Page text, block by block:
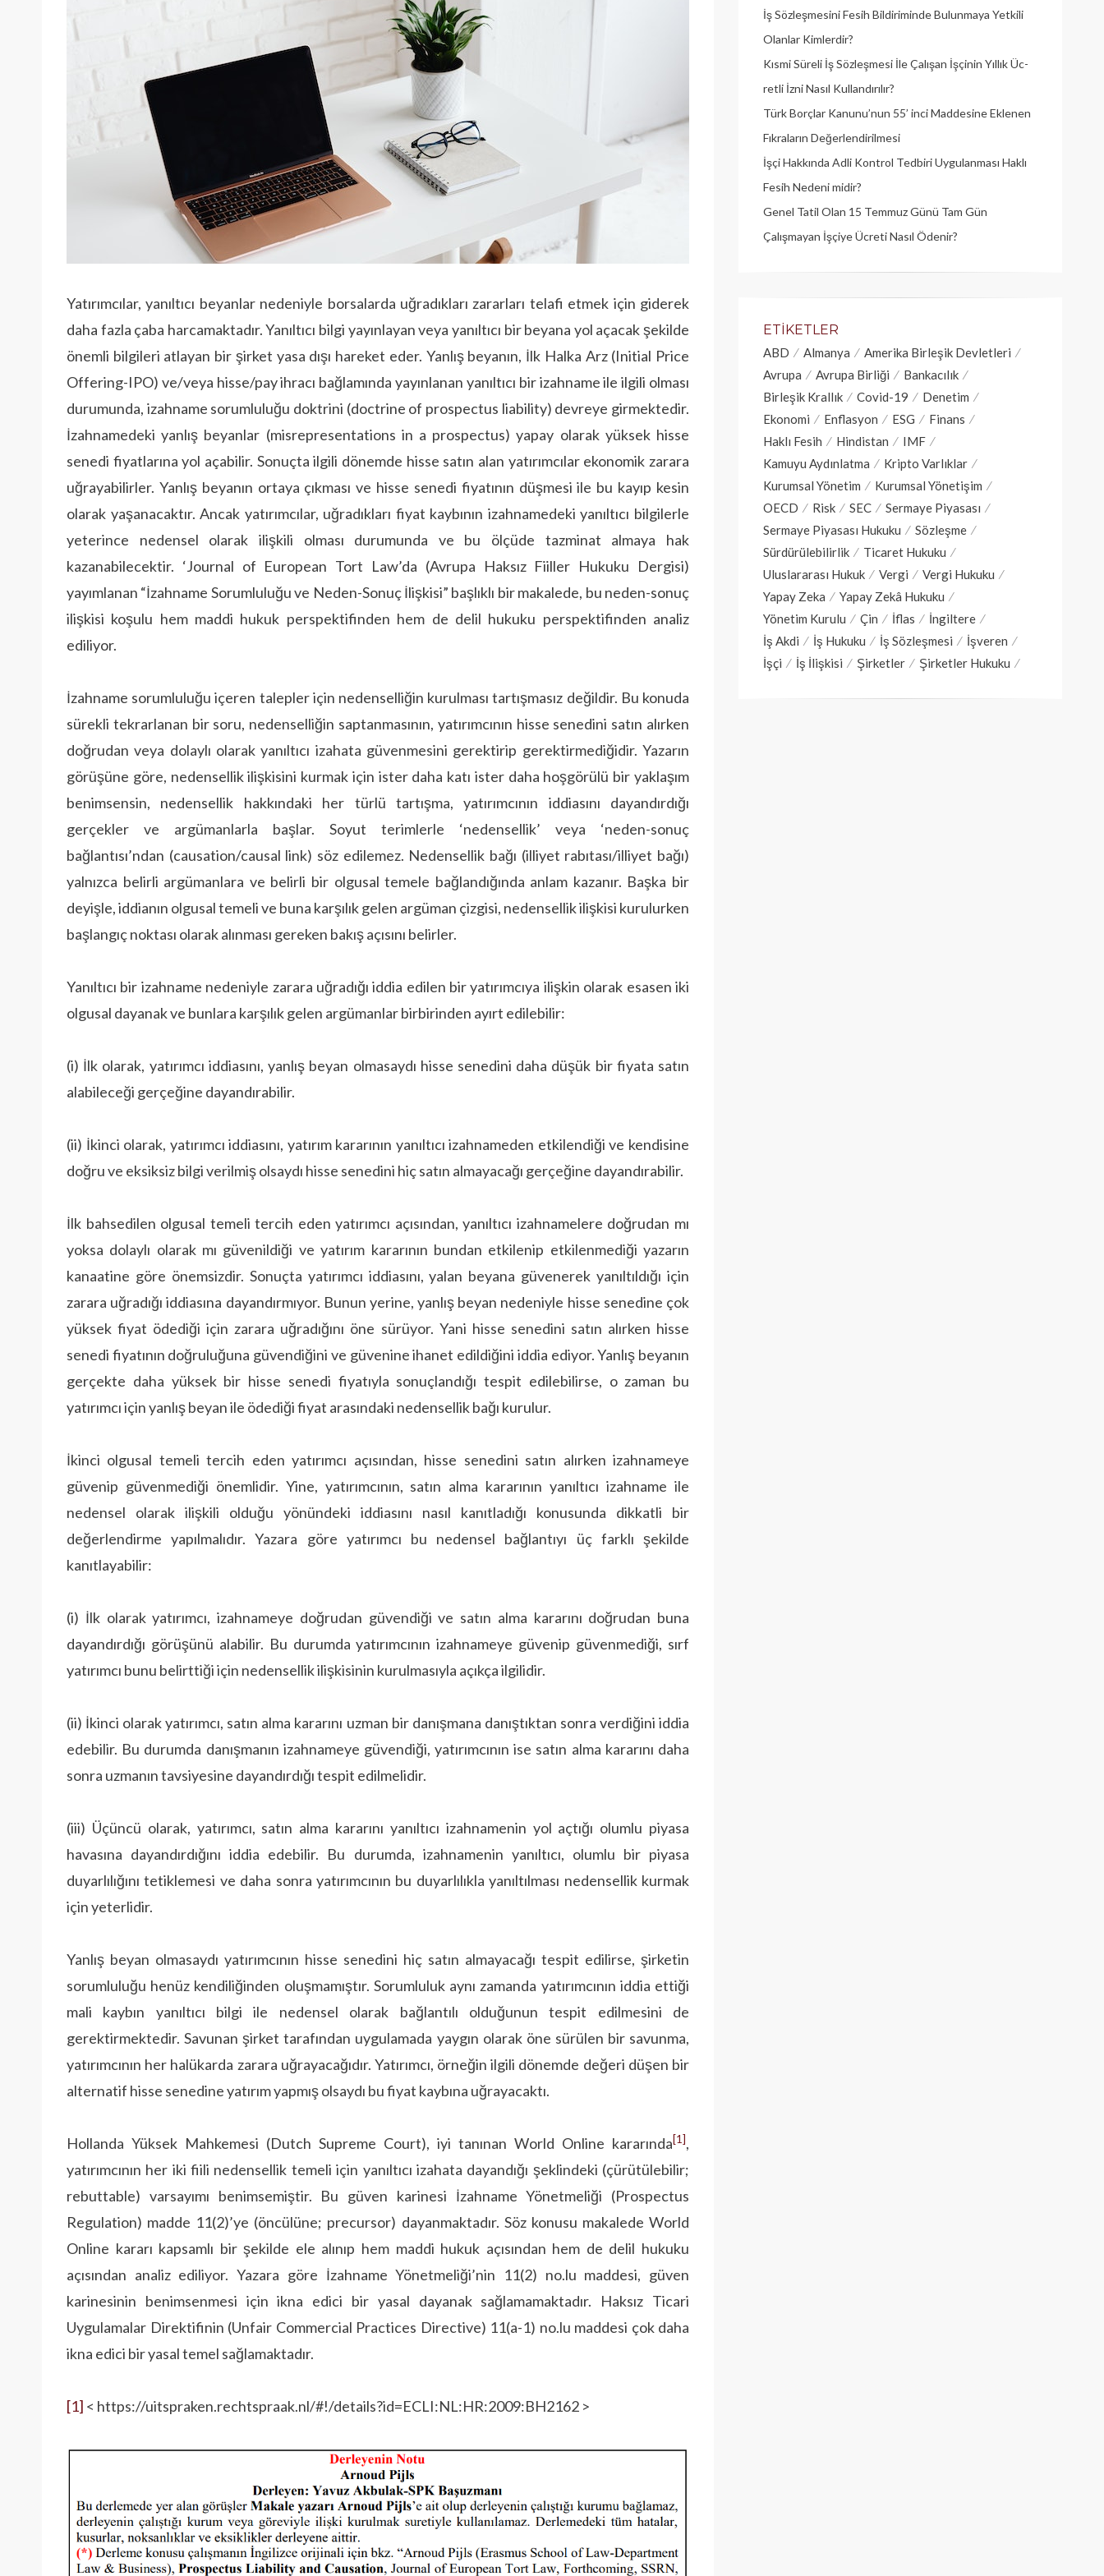
Yatırımcılar, yanıltıcı beyanlar nedeniyle borsalarda uğradıkları zararları telafi etmek için giderek
daha fazla çaba harcamaktadır. Yanıltıcı bilgi yayınlayan veya yanıltıcı bir beyana yol açacak şekilde
önemli bilgileri atlayan bir şirket yasa dışı hareket eder. Yanlış beyanın, İlk Halka Arz (Initial Price
Offering-IPO) ve/veya hisse/pay ihracı bağlamında yayınlanan yanıltıcı bir izahname ile ilgili olması
durumunda, izahname sorumluluğu doktrini (doctrine of prospectus liability) devreye girmektedir.
İzahnamedeki yanlış beyanlar (misrepresentations in a prospectus) yapay olarak yüksek hisse
senedi fiyatlarına yol açabilir. Sonuçta ilgili dönemde hisse satın alan yatırımcılar ekonomik zarara
uğrayabilirler. Yanlış beyanın ortaya çıkması ve hisse senedi fiyatının düşmesi ile bu kayıp kesin
olarak yaşanacaktır. Ancak yatırımcılar, uğradıkları fiyat kaybının izahnamedeki yanıltıcı bilgilerle
yeterince nedensel olarak ilişkili olması durumunda ve bu ölçüde tazminat almaya hak
kazanabilecektir. ‘Journal of European Tort Law’da (Avrupa Haksız Fiiller Hukuku Dergisi)
yayımlanan “İzahname Sorumluluğu ve Neden-Sonuç İlişkisi” başlıklı bir makalede, bu neden-sonuç
ilişkisi koşulu hem maddi hukuk perspektifinden hem de delil hukuku perspektifinden analiz
ediliyor.
İzahname sorumluluğu içeren talepler için nedenselliğin kurulması tartışmasız değildir. Bu konuda
sürekli tekrarlanan bir soru, nedenselliğin saptanmasının, yatırımcının hisse senedini satın alırken
doğrudan veya dolaylı olarak yanıltıcı izahata güvenmesini gerektirip gerektirmediğidir. Yazarın
görüşüne göre, nedensellik ilişkisini kurmak için ister daha katı ister daha hoşgörülü bir yaklaşım
benimsensin, nedensellik hakkındaki her türlü tartışma, yatırımcının iddiasını dayandırdığı
gerçekler ve argümanlarla başlar. Soyut terimlerle ‘nedensellik’ veya ‘neden-sonuç
bağlantısı’ndan (causation/causal link) söz edilemez. Nedensellik bağı (illiyet rabıtası/illiyet bağı)
yalnızca belirli argümanlara ve belirli bir olgusal temele bağlandığında anlam kazanır. Başka bir
deyişle, iddianın olgusal temeli ve buna karşılık gelen argüman çizgisi, nedensellik ilişkisi kurulurken
başlangıç noktası olarak alınması gereken bakış açısını belirler.
Yanıltıcı bir izahname nedeniyle zarara uğradığı iddia edilen bir yatırımcıya ilişkin olarak esasen iki
olgusal dayanak ve bunlara karşılık gelen argümanlar birbirinden ayırt edilebilir:
(i) İlk olarak, yatırımcı iddiasını, yanlış beyan olmasaydı hisse senedini daha düşük bir fiyata satın
alabileceği gerçeğine dayandırabilir.
(ii) İkinci olarak, yatırımcı iddiasını, yatırım kararının yanıltıcı izahnameden etkilendiği ve kendisine
doğru ve eksiksiz bilgi verilmiş olsaydı hisse senedini hiç satın almayacağı gerçeğine dayandırabilir.
İlk bahsedilen olgusal temeli tercih eden yatırımcı açısından, yanıltıcı izahnamelere doğrudan mı
yoksa dolaylı olarak mı güvenildiği ve yatırım kararının bundan etkilenip etkilenmediği yazarın
kanaatine göre önemsizdir. Sonuçta yatırımcı iddiasını, yalan beyana güvenerek yanıltıldığı için
zarara uğradığı iddiasına dayandırmıyor. Bunun yerine, yanlış beyan nedeniyle hisse senedine çok
yüksek fiyat ödediği için zarara uğradığını öne sürüyor. Yani hisse senedini satın alırken hisse
senedi fiyatının doğruluğuna güvendiğini ve güvenine ihanet edildiğini iddia ediyor. Yanlış beyanın
gerçekte daha yüksek bir hisse senedi fiyatıyla sonuçlandığı tespit edilebilirse, o zaman bu
yatırımcı için yanlış beyan ile ödediği fiyat arasındaki nedensellik bağı kurulur.
İkinci olgusal temeli tercih eden yatırımcı açısından, hisse senedini satın alırken izahnameye
güvenip güvenmediği önemlidir. Yine, yatırımcının, satın alma kararının yanıltıcı izahname ile
nedensel olarak ilişkili olduğu yönündeki iddiasını nasıl kanıtladığı konusunda dikkatli bir
değerlendirme yapılmalıdır. Yazara göre yatırımcı bu nedensel bağlantıyı üç farklı şekilde
kanıtlayabilir:
(i) İlk olarak yatırımcı, izahnameye doğrudan güvendiği ve satın alma kararını doğrudan buna
dayandırdığı görüşünü alabilir. Bu durumda yatırımcının izahnameye güvenip güvenmediği, sırf
yatırımcı bunu belirttiği için nedensellik ilişkisinin kurulmasıyla açıkça ilgilidir.
(ii) İkinci olarak yatırımcı, satın alma kararını uzman bir danışmana danıştıktan sonra verdiğini iddia
edebilir. Bu durumda danışmanın izahnameye güvendiği, yatırımcının ise satın alma kararını daha
sonra uzmanın tavsiyesine dayandırdığı tespit edilmelidir.
(iii) Üçüncü olarak, yatırımcı, satın alma kararını yanıltıcı izahnamenin yol açtığı olumlu piyasa
havasına dayandırdığını iddia edebilir. Bu durumda, izahnamenin yanıltıcı, olumlu bir piyasa
duyarlılığını tetiklemesi ve daha sonra yatırımcının bu duyarlılıkla yanıltılması nedensellik kurmak
için yeterlidir.
Yanlış beyan olmasaydı yatırımcının hisse senedini hiç satın almayacağı tespit edilirse, şirketin
sorumluluğu henüz kendiliğinden oluşmamıştır. Sorumluluk aynı zamanda yatırımcının iddia ettiği
mali kaybın yanıltıcı bilgi ile nedensel olarak bağlantılı olduğunun tespit edilmesini de
gerektirmektedir. Savunan şirket tarafından uygulamada yaygın olarak öne sürülen bir savunma,
yatırımcının her halükarda zarara uğrayacağıdır. Yatırımcı, örneğin ilgili dönemde değeri düşen bir
alternatif hisse senedine yatırım yapmış olsaydı bu fiyat kaybına uğrayacaktı.
Hollanda Yüksek Mahkemesi (Dutch Supreme Court), iyi tanınan World Online kararında[1],
yatırımcının her iki fiili nedensellik temeli için yanıltıcı izahata dayandığı şeklindeki (çürütülebilir;
rebuttable) varsayımı benimsemiştir. Bu güven karinesi İzahname Yönetmeliği (Prospectus
Regulation) madde 11(2)’ye (öncülüne; precursor) dayanmaktadır. Söz konusu makalede World
Online kararı kapsamlı bir şekilde ele alınıp hem maddi hukuk açısından hem de delil hukuku
açısından analiz ediliyor. Yazara göre İzahname Yönetmeliği’nin 11(2) no.lu maddesi, güven
karinesinin benimsenmesi için ikna edici bir yasal dayanak sağlamamaktadır. Haksız Ticari
Uygulamalar Direktifinin (Unfair Commercial Practices Directive) 11(a-1) no.lu maddesi çok daha
ikna edici bir yasal temel sağlamaktadır.
[1] < https://uitspraken.rechtspraak.nl/#!/details?id=ECLI:NL:HR:2009:BH2162 >
İş Sözleşmesini Fesih Bildiriminde Bulunmaya Yetkili
Olanlar Kimlerdir?
Kısmi Süreli İş Sözleşmesi İle Çalışan İşçinin Yıllık Üc­
retli İzni Nasıl Kullandırılır?
Türk Borçlar Kanunu’nun 55’ inci Maddesine Eklenen
Fıkraların Değerlendirilmesi
İşçi Hakkında Adli Kontrol Tedbiri Uygulanması Haklı
Fesih Nedeni midir?
Genel Tatil Olan 15 Temmuz Günü Tam Gün
Çalışmayan İşçiye Ücreti Nasıl Ödenir?
ETIKETLER
ABD Almanya
Amerika Birleşik Devletleri
Avrupa
Avrupa Birliği
Bankacılık
Birleşik Krallık
Covid-19
Denetim
Ekonomi
Enflasyon ESG
Finans
Haklı Fesih
Hindistan
IMF
Kamuyu Aydınlatma
Kripto Varlıklar
Kurumsal Yönetim
Kurumsal Yönetişim
OECD
Risk SEC
Sermaye Piyasası
Sermaye Piyasası Hukuku
Sözleşme
Sürdürülebilirlik
Ticaret Hukuku
Uluslararası Hukuk
Vergi
Vergi Hukuku
Yapay Zeka
Yapay Zekâ Hukuku
Yönetim Kurulu
Çin İflas
İngiltere
İş Akdi
İş Hukuku İş Sözleşmesi
İşveren
İşçi
İş İlişkisi Şirketler Şirketler Hukuku